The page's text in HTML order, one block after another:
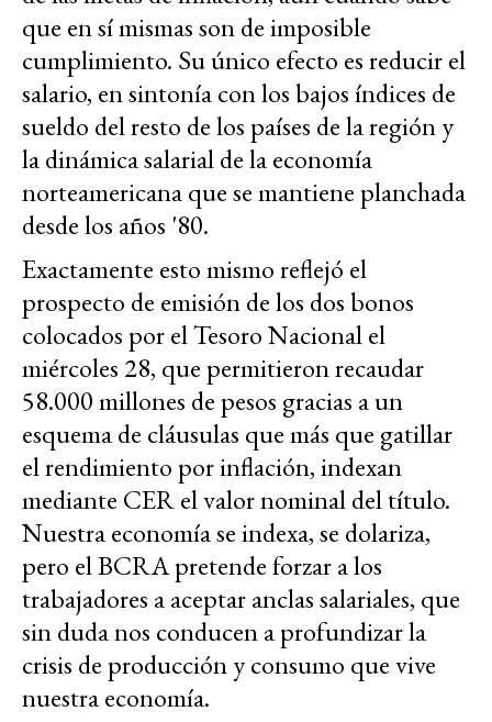
que en sí mismas son de imposible
cumplimiento. Su único efecto es reducir el
salario, en sintonía con los bajos índices de
sueldo del resto de los países de la región y
la dinámica salarial de la economía
norteamericana que se mantiene planchada
desde los años '80.
Exactamente esto mismo reflejó el
prospecto de emisión de los dos bonos
colocados por el Tesoro Nacional el
miércoles 28, que permitieron recaudar
58.000 millones de pesos gracias a un
esquema de cláusulas que más que gatillar
el rendimiento por inflación, indexan
mediante CER el valor nominal del título.
Nuestra economía se indexa, se dolariza,
pero el BCRA pretende forzar a los
trabajadores a aceptar anclas salariales, que
sin duda nos conducen a profundizar la
crisis de producción y consumo que vive
nuestra economía.